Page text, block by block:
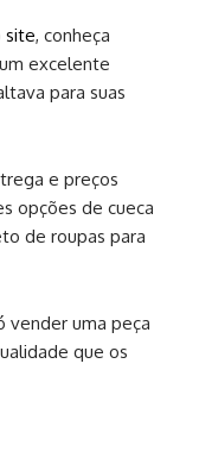
site, conheça
excelente
para suas
e preços
opções de cueca
de roupas para
vender uma peça
que os